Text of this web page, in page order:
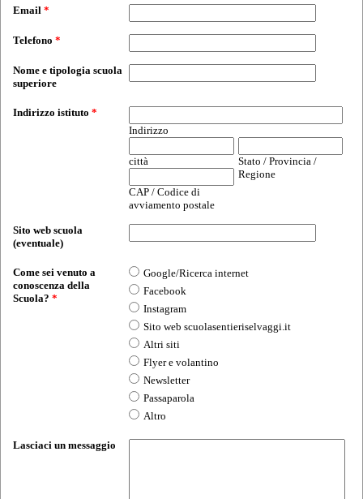
Email *
Telefono *
Nome e tipologia scuola
superiore
Indirizzo istituto *
Indirizzo
città
Stato / Provincia /
Regione
CAP / Codice di
avviamento postale
Sito web scuola
(eventuale)
Come sei venuto a
conoscenza della
Scuola? *
Google/Ricerca internet
Facebook
Instagram
Sito web scuolasentieriselvaggi.it
Altri siti
Flyer e volantino
Newsletter
Passaparola
Altro
Lasciaci un messaggio